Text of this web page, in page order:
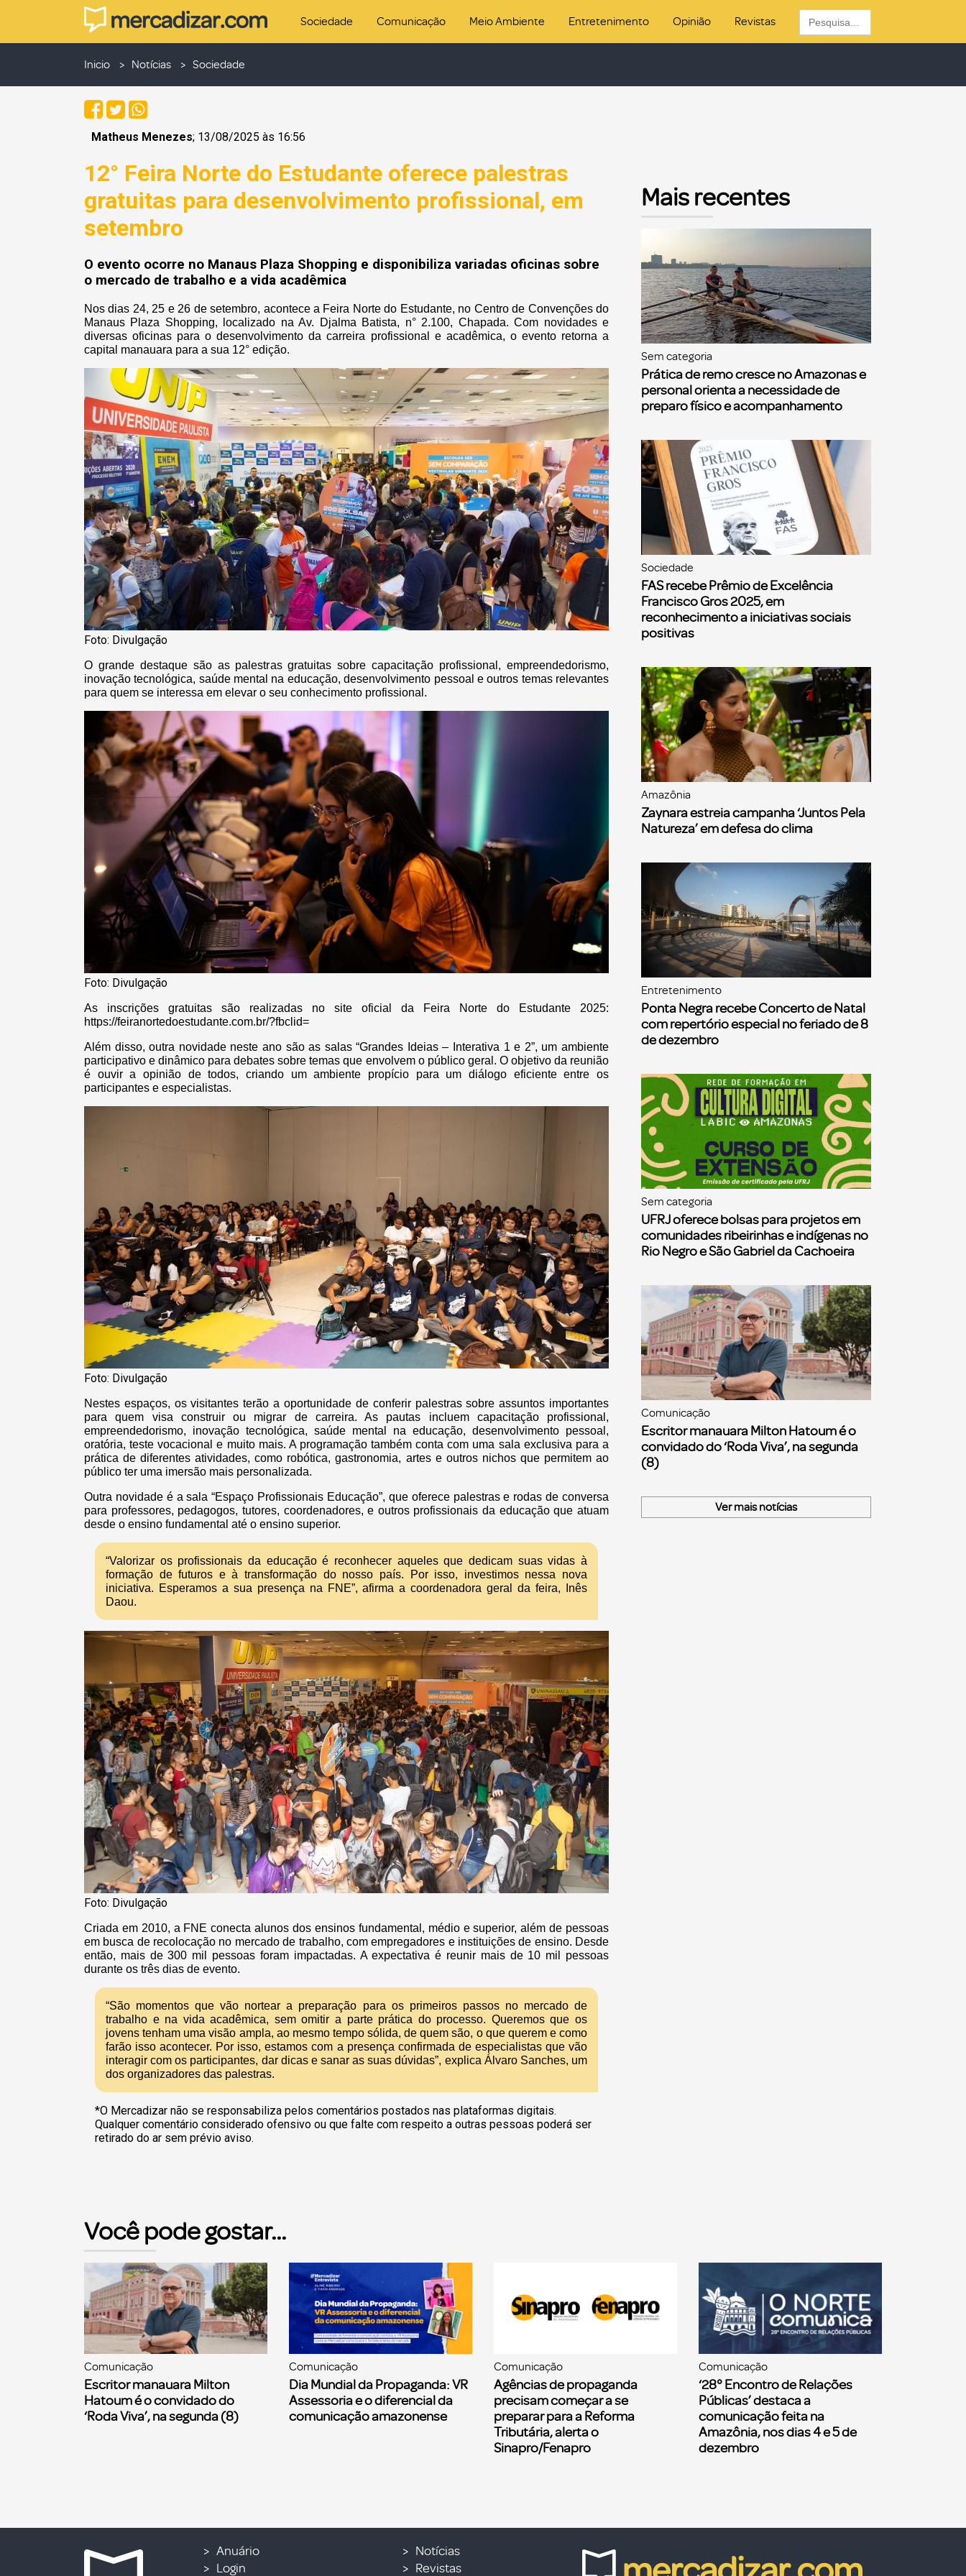
Sociedade Comunicação Meio Ambiente Entretenimento Opinião Revistas
Search
for:
Inicio Notícias Sociedade
Matheus Menezes; 13/08/2025 às 16:56
12° Feira Norte do Estudante oferece palestras
gratuitas para desenvolvimento profissional, em
setembro
O evento ocorre no Manaus Plaza Shopping e disponibiliza variadas oficinas sobre
o mercado de trabalho e a vida acadêmica
Nos dias 24, 25 e 26 de setembro, acontece a Feira Norte do Estudante, no Centro de Convenções do
Manaus Plaza Shopping, localizado na Av. Djalma Batista, n° 2.100, Chapada. Com novidades e
diversas oficinas para o desenvolvimento da carreira profissional e acadêmica, o evento retorna a
capital manauara para a sua 12° edição.
Foto: Divulgação
O grande destaque são as palestras gratuitas sobre capacitação profissional, empreendedorismo,
inovação tecnológica, saúde mental na educação, desenvolvimento pessoal e outros temas relevantes
para quem se interessa em elevar o seu conhecimento profissional.
Foto: Divulgação
As inscrições gratuitas são realizadas no site oficial da Feira Norte do Estudante 2025:
https://feiranortedoestudante.com.br/?fbclid=
Além disso, outra novidade neste ano são as salas “Grandes Ideias – Interativa 1 e 2”, um ambiente
participativo e dinâmico para debates sobre temas que envolvem o público geral. O objetivo da reunião
é ouvir a opinião de todos, criando um ambiente propício para um diálogo eficiente entre os
participantes e especialistas.
Foto: Divulgação
Nestes espaços, os visitantes terão a oportunidade de conferir palestras sobre assuntos importantes
para quem visa construir ou migrar de carreira. As pautas incluem capacitação profissional,
empreendedorismo, inovação tecnológica, saúde mental na educação, desenvolvimento pessoal,
oratória, teste vocacional e muito mais. A programação também conta com uma sala exclusiva para a
prática de diferentes atividades, como robótica, gastronomia, artes e outros nichos que permitem ao
público ter uma imersão mais personalizada.
Outra novidade é a sala “Espaço Profissionais Educação”, que oferece palestras e rodas de conversa
para professores, pedagogos, tutores, coordenadores, e outros profissionais da educação que atuam
desde o ensino fundamental até o ensino superior.
“Valorizar os profissionais da educação é reconhecer aqueles que dedicam suas vidas à
formação de futuros e à transformação do nosso país. Por isso, investimos nessa nova
iniciativa. Esperamos a sua presença na FNE”, afirma a coordenadora geral da feira, Inês
Daou.
Foto: Divulgação
Criada em 2010, a FNE conecta alunos dos ensinos fundamental, médio e superior, além de pessoas
em busca de recolocação no mercado de trabalho, com empregadores e instituições de ensino. Desde
então, mais de 300 mil pessoas foram impactadas. A expectativa é reunir mais de 10 mil pessoas
durante os três dias de evento.
“São momentos que vão nortear a preparação para os primeiros passos no mercado de
trabalho e na vida acadêmica, sem omitir a parte prática do processo. Queremos que os
jovens tenham uma visão ampla, ao mesmo tempo sólida, de quem são, o que querem e como
farão isso acontecer. Por isso, estamos com a presença confirmada de especialistas que vão
interagir com os participantes, dar dicas e sanar as suas dúvidas”, explica Álvaro Sanches, um
dos organizadores das palestras.
*O Mercadizar não se responsabiliza pelos comentários postados nas plataformas digitais.
Qualquer comentário considerado ofensivo ou que falte com respeito a outras pessoas poderá ser
retirado do ar sem prévio aviso.
Mais recentes
Sem categoria
Prática de remo cresce no Amazonas e
personal orienta a necessidade de
preparo físico e acompanhamento
Sociedade
FAS recebe Prêmio de Excelência
Francisco Gros 2025, em
reconhecimento a iniciativas sociais
positivas
Amazônia
Zaynara estreia campanha ‘Juntos Pela
Natureza’ em defesa do clima
Entretenimento
Ponta Negra recebe Concerto de Natal
com repertório especial no feriado de 8
de dezembro
Sem categoria
UFRJ oferece bolsas para projetos em
comunidades ribeirinhas e indígenas no
Rio Negro e São Gabriel da Cachoeira
Comunicação
Escritor manauara Milton Hatoum é o
convidado do ‘Roda Viva’, na segunda
(8)
Ver mais notícias
Você pode gostar...
Comunicação
Escritor manauara Milton
Hatoum é o convidado do
‘Roda Viva’, na segunda (8)
Comunicação
Dia Mundial da Propaganda: VR
Assessoria e o diferencial da
comunicação amazonense
Comunicação
Agências de propaganda
precisam começar a se
preparar para a Reforma
Tributária, alerta o
Sinapro/Fenapro
Comunicação
‘28° Encontro de Relações
Públicas’ destaca a
comunicação feita na
Amazônia, nos dias 4 e 5 de
dezembro
Anuário
Login
Notícias
Revistas